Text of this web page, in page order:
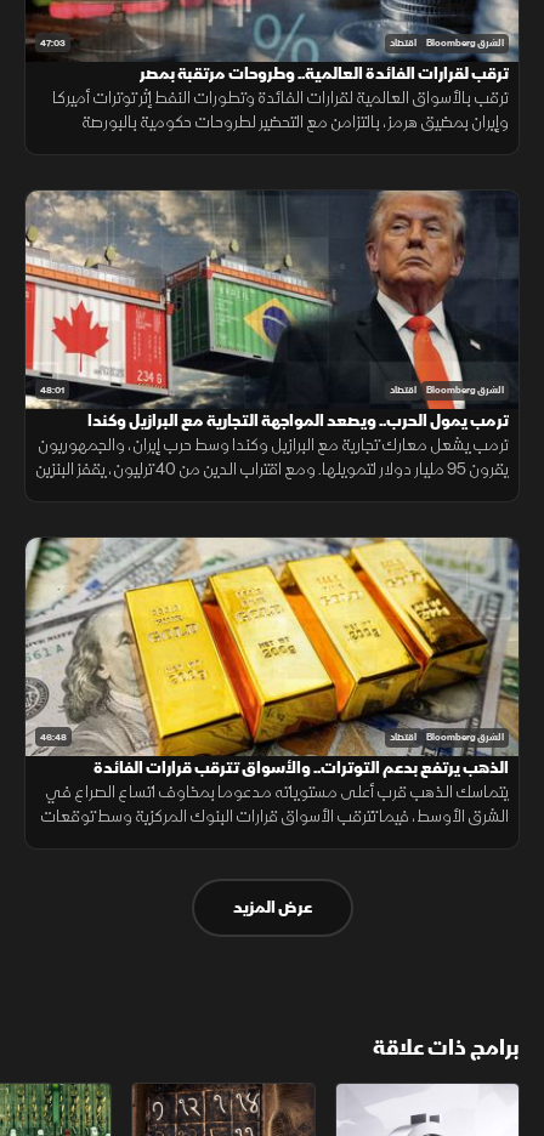
47:03 الشرق Bloomberg اقتصاد
ترقب لقرارات الفائدة العالمية.. وطروحات مرتقبة بمصر
ترقب بالأسواق العالمية لقرارات الفائدة وتطورات النفط إثر توترات أميركا
وإيران بمضيق هرمز، بالتزامن مع التحضير لطروحات حكومية بالبورصة
48:01 الشرق Bloomberg اقتصاد
ترمب يمول الحرب.. ويصعد المواجهة التجارية مع البرازيل وكندا
ترمب يشعل معارك تجارية مع البرازيل وكندا وسط حرب إيران، والجمهوريون
يقرون 95 مليار دولار لتمويلها. ومع اقتراب الدين من 40 ترليون، يقفز البنزين
46:48 الشرق Bloomberg اقتصاد
الذهب يرتفع بدعم التوترات.. والأسواق تترقب قرارات الفائدة
يتماسك الذهب قرب أعلى مستوياته مدعوما بمخاوف اتساع الصراع في
الشرق الأوسط، فيما تترقب الأسواق قرارات البنوك المركزية وسط توقعات
عرض المزيد
برامج ذات علاقة
الأسواق الأميركية ملحمة الأرقام سلاسل